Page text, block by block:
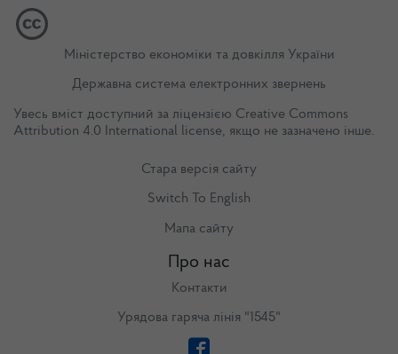
Міністерство економіки та довкілля України
Державна система електронних звернень
Увесь вміст доступний за ліцензією Creative Commons
Attribution 4.0 International license, якщо не зазначено інше.
Стара версія сайту
Switch To English
Мапа сайту
Про нас
Контакти
Урядова гаряча лінія "1545"